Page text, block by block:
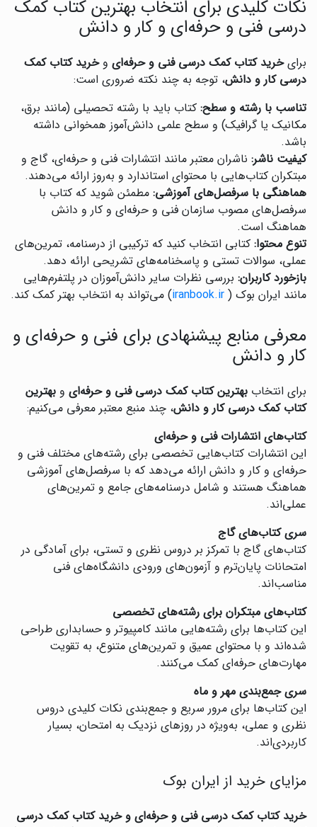
نکات کلیدی برای انتخاب بهترین کتاب کمک
درسی فنی و حرفه‌ای و کار و دانش
برایخرید کتاب کمک درسی فنی و حرفه‌ای وخرید کتاب کمک
درسی کار و دانش، توجه به چند نکته ضروری است:
تناسب با رشته و سطح: کتاب باید با رشته تحصیلی (مانند برق،
مکانیک یا گرافیک) و سطح علمی دانش‌آموز همخوانی داشته
باشد.
کیفیت ناشر: ناشران معتبر مانند انتشارات فنی و حرفه‌ای، گاج و
مبتکران کتاب‌هایی با محتوای استاندارد و به‌روز ارائه می‌دهند.
هماهنگی با سرفصل‌های آموزشی: مطمئن شوید که کتاب با
سرفصل‌های مصوب سازمان فنی و حرفه‌ای و کار و دانش
هماهنگ است.
تنوع محتوا: کتابی انتخاب کنید که ترکیبی از درسنامه، تمرین‌های
عملی، سوالات تستی و پاسخنامه‌های تشریحی ارائه دهد.
بازخورد کاربران: بررسی نظرات سایر دانش‌آموزان در پلتفرم‌هایی
مانند ایران بوک ( iranbook.ir) می‌تواند به انتخاب بهتر کمک کند.
معرفی منابع پیشنهادی برای فنی و حرفه‌ای و
کار و دانش
برای انتخاب بهترین کتاب کمک درسی فنی و حرفه‌ای و بهترین
کتاب کمک درسی کار و دانش، چند منبع معتبر معرفی می‌کنیم:
کتاب‌های انتشارات فنی و حرفه‌ای
این انتشارات کتاب‌هایی تخصصی برای رشته‌های مختلف فنی و
حرفه‌ای و کار و دانش ارائه می‌دهد که با سرفصل‌های آموزشی
هماهنگ هستند و شامل درسنامه‌های جامع و تمرین‌های
عملی‌اند.
سری کتاب‌های گاج
کتاب‌های گاج با تمرکز بر دروس نظری و تستی، برای آمادگی در
امتحانات پایان‌ترم و آزمون‌های ورودی دانشگاه‌های فنی
مناسب‌اند.
کتاب‌های مبتکران برای رشته‌های تخصصی
این کتاب‌ها برای رشته‌هایی مانند کامپیوتر و حسابداری طراحی
شده‌اند و با محتوای عمیق و تمرین‌های متنوع، به تقویت
مهارت‌های حرفه‌ای کمک می‌کنند.
سری جمع‌بندی مهر و ماه
این کتاب‌ها برای مرور سریع و جمع‌بندی نکات کلیدی دروس
نظری و عملی، به‌ویژه در روزهای نزدیک به امتحان، بسیار
کاربردی‌اند.
مزایای خرید از ایران بوک
خرید کتاب کمک درسی فنی و حرفه‌ای و خرید کتاب کمک درسی